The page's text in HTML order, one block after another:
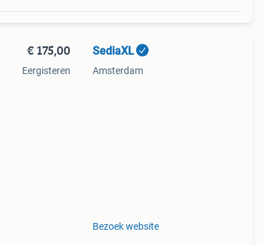
€ 175,00
Eergisteren
SediaXL
Amsterdam
Bezoek website